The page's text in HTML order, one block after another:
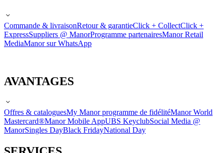
Commande & livraisonRetour & garantieClick + CollectClick +
ExpressSuppliers @ ManorProgramme partenairesManor Retail
MediaManor sur WhatsApp
AVANTAGES
Offres & cataloguesMy Manor programme de fidélitéManor World
Mastercard®Manor Mobile AppUBS KeyclubSocial Media @
ManorSingles DayBlack FridayNational Day